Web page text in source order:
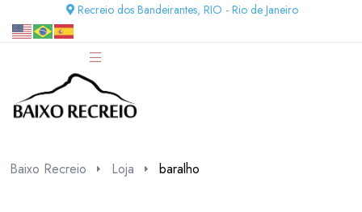
Recreio dos Bandeirantes, RIO - Rio de Janeiro
Baixo Recreio Loja baralho